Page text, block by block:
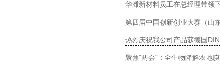
华潍新材料员工在总经理带领
第四届中国创新创业大赛（山
热烈庆祝我公司产品获德国
聚焦“两会”：全生物降解农地